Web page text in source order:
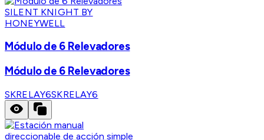
SILENT KNIGHT BY
HONEYWELL
Módulo de 6 Relevadores
Módulo de 6 Relevadores
SKRELAY6SKRELAY6